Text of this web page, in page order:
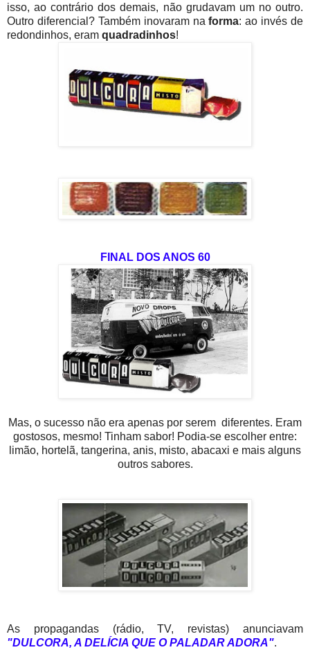
isso, ao contrário dos demais, não grudavam um no outro.
Outro diferencial? Também inovaram naforma: ao invés de
redondinhos, eram quadradinhos!
FINAL DOS ANOS 60
Mas, o sucesso não era apenas por serem diferentes. Eram
gostosos, mesmo! Tinham sabor! Podia-se escolher entre:
limão, hortelã, tangerina, anis, misto, abacaxi e mais alguns
outros sabores.
As propagandas (rádio, TV, revistas) anunciavam
"DULCORA, A DELÍCIA QUE O PALADAR ADORA".